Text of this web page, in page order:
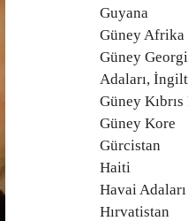
Guyana
Güney Afrika
Güney
Adaları,
Güney
Güney Kore
Gürcistan
Haiti
Havai Adaları
Hırvatistan